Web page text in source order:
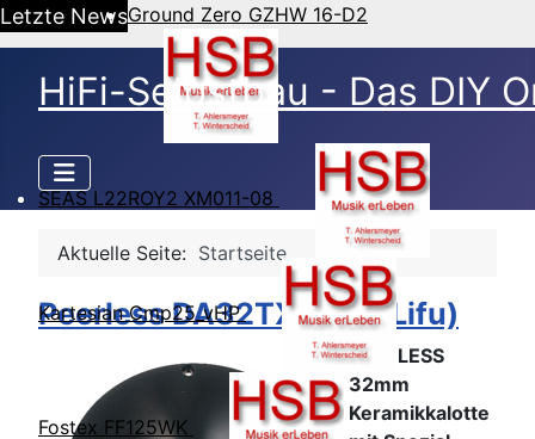
Letzte NewsGround Zero GZHW 16-D2
SEAS L22ROY2 XM011-08
Kartesian Cmp25_vHP
Fostex FF125WK
HiFi-Selbstbau - Das DIY
Aktuelle Seite: Startseite
Peerless DA32TX00-8 (Lifu)
PEERLESS
32mm
Keramikkalotte